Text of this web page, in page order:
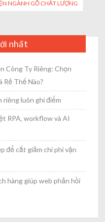
NGÀNH GỖ CHẤT LƯỢNG
nhất
Công Ty Riêng: Chọn
Rẻ Thế Nào?
riêng luôn ghi điểm
RPA, workflow và AI
để cắt giảm chi phí vận
hàng giúp web phản hồi